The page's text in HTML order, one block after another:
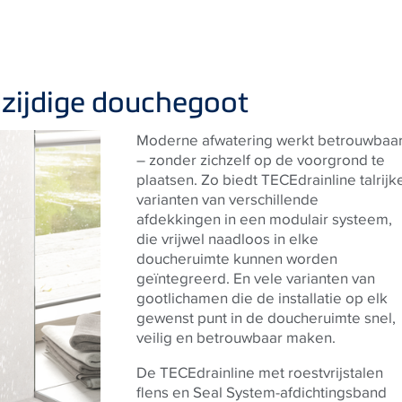
douchegoot
Moderne afwatering werkt
– zonder zichzelf op de voorgrond te
plaatsen. Zo biedt TECEdrainline
varianten van verschillende
afdekkingen in een modulair systeem,
die vrijwel naadloos in elke
doucheruimte kunnen worden
geïntegreerd. En vele varianten van
gootlichamen die de installatie op elk
gewenst punt in de doucheruimte snel,
veilig en betrouwbaar maken.
De TECEdrainline met roestvrijstalen
flens en Seal System-afdichtingsband